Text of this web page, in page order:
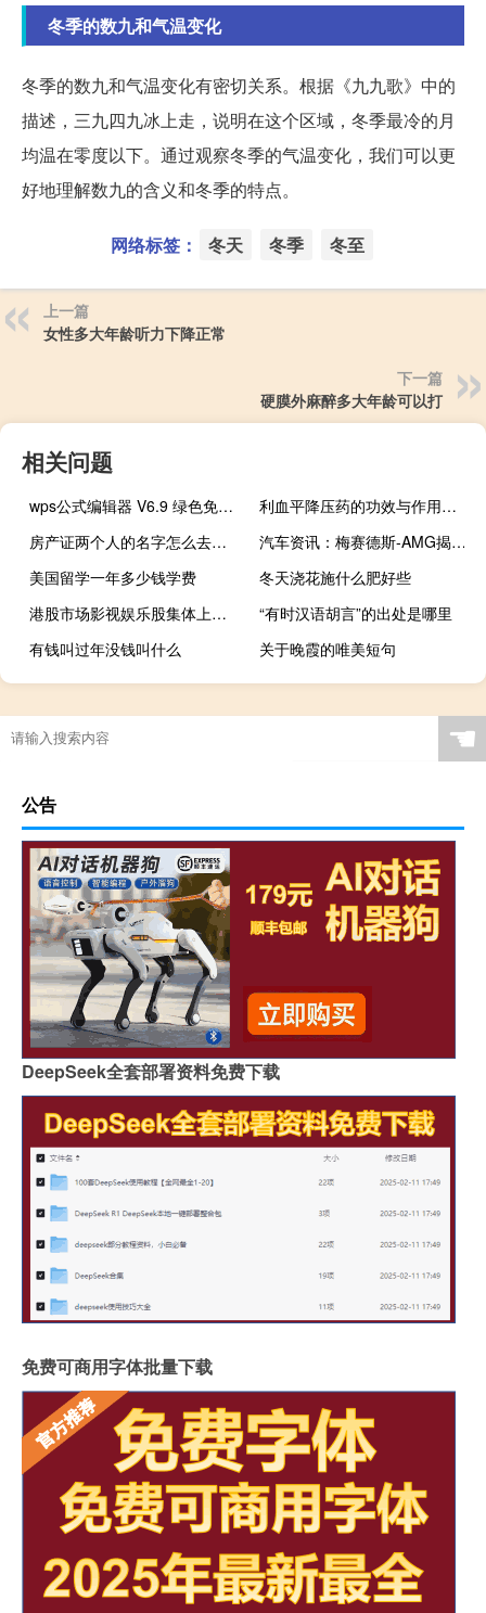
冬季的数九和气温变化
冬季的数九和气温变化有密切关系。根据《九九歌》中的
描述，三九四九冰上走，说明在这个区域，冬季最冷的月
均温在零度以下。通过观察冬季的气温变化，我们可以更
好地理解数九的含义和冬季的特点。
网络标签： 冬天 冬季 冬至
上一篇
女性多大年龄听力下降正常
下一篇
硬膜外麻醉多大年龄可以打
相关问题
wps公式编辑器 V6.9 绿色免费版（wps公式编辑器 V6.9 绿色免费版功能简介）
利血平降压药的功效与作用（利血平降压药的副作用）
房产证两个人的名字怎么去掉一个
汽车资讯：梅赛德斯-AMG揭开了面纱的面纱它是一款非常特别的型号
美国留学一年多少钱学费
冬天浇花施什么肥好些
港股市场影视娱乐股集体上涨其中阿里影业涨超7%柠萌影视涨超5%猫眼娱乐、欢喜传媒、腾讯音乐和中国儒意涨超2%根据国家电影局统计2023年国庆档(9月29日至10月6日)电影总票房为27.34亿元同比增长超80%
“有时汉语胡言”的出处是哪里
有钱叫过年没钱叫什么
关于晚霞的唯美短句
☚
公告
DeepSeek全套部署资料免费下载
免费可商用字体批量下载